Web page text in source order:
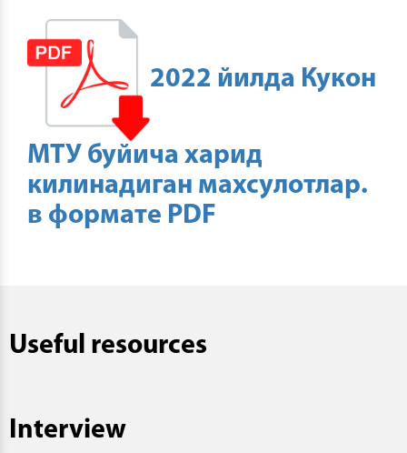
2022 йилда Кукон
МТУ буйича харид
килинадиган махсулотлар.
в формате PDF
Useful resources
Interview